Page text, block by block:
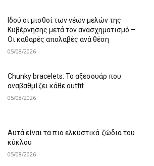
Ιδού οι μισθοί των νέων μελών της
Κυβέρνησης μετά τον ανασχηματισμό –
Οι καθαρές απολαβές ανά θέση
05/08/2026
Chunky bracelets: Το αξεσουάρ που
αναβαθμίζει κάθε outfit
05/08/2026
Αυτά είναι τα πιο ελκυστικά ζώδια του
κύκλου
05/08/2026